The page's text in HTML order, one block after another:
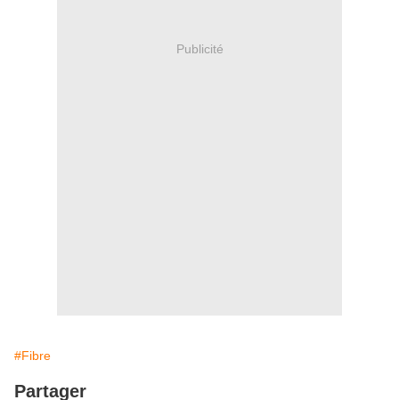
Publicité
#Fibre
Partager